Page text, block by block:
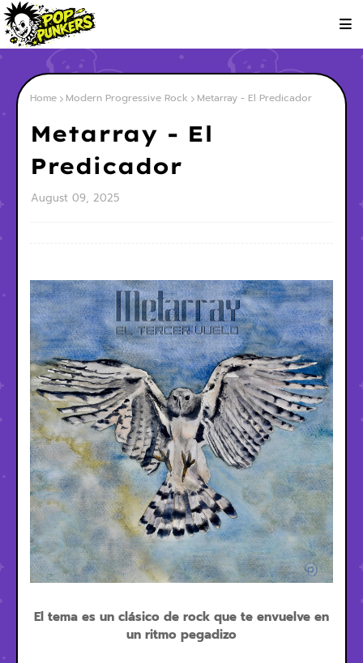
Home Modern Progressive Rock Metarray - El Predicador
Metarray - El
Predicador
August 09, 2025
El tema es un clásico de rock que te envuelve en
un ritmo pegadizo